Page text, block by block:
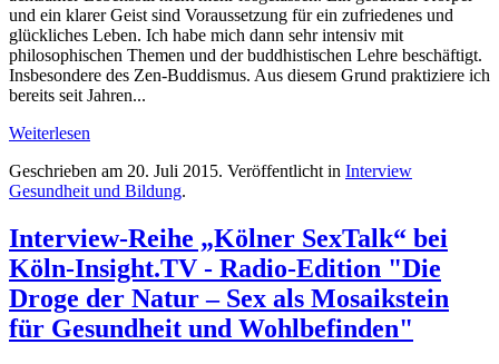
und ein klarer Geist sind Voraussetzung für ein zufriedenes und
glückliches Leben. Ich habe mich dann sehr intensiv mit
philosophischen Themen und der buddhistischen Lehre beschäftigt.
Insbesondere des Zen-Buddismus. Aus diesem Grund praktiziere ich
bereits seit Jahren...
Weiterlesen
Geschrieben am 20. Juli 2015. Veröffentlicht in Interview
Gesundheit und Bildung.
Interview-Reihe „Kölner SexTalk“ bei
Köln-Insight.TV - Radio-Edition "Die
Droge der Natur – Sex als Mosaikstein
für Gesundheit und Wohlbefinden"